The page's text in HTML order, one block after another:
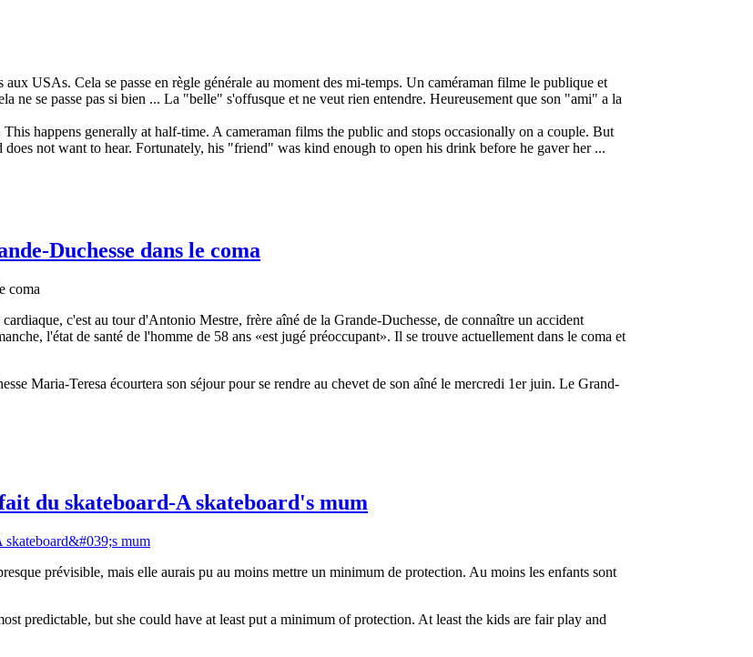
USAs. Cela se passe en règle générale au moment des mi-temps. Un caméraman filme le publique et
ne se passe pas si bien ... La "belle" s'offusque et ne veut rien entendre. Heureusement que son "ami" a la
happens generally at half-time. A cameraman films the public and stops occasionally on a couple. But
not want to hear. Fortunately, his "friend" was kind enough to open his drink before he gaver her ...
Duchesse dans le coma
c'est au tour d'Antonio Mestre, frère aîné de la Grande-Duchesse, de connaître un accident
l'état de santé de l'homme de 58 ans «est jugé préoccupant». Il se trouve actuellement dans le coma et
Maria-Teresa écourtera son séjour pour se rendre au chevet de son aîné le mercredi 1er juin. Le Grand-
du skateboard-A skateboard's mum
prévisible, mais elle aurais pu au moins mettre un minimum de protection. Au moins les enfants sont
predictable, but she could have at least put a minimum of protection. At least the kids are fair play and